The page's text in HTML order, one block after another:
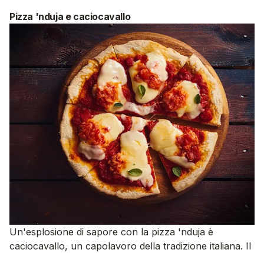
Pizza 'nduja e caciocavallo
Un'esplosione di sapore con la pizza 'nduja è
caciocavallo, un capolavoro della tradizione italiana. Il